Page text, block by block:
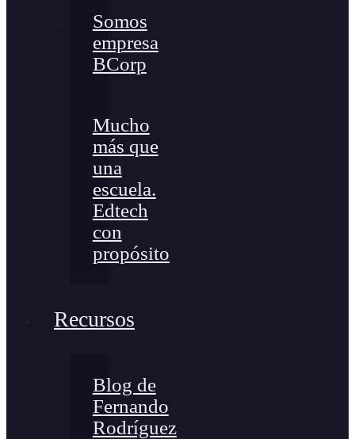
Somos
empresa
BCorp
Mucho
más que
una
escuela.
Edtech
con
propósito
Recursos
Blog de
Fernando
Rodríguez